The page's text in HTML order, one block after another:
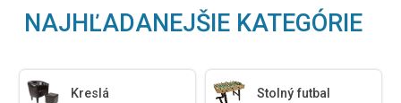
NAJHĽADANEJŠIE KATEGÓRIE
Kreslá Stolný futbal